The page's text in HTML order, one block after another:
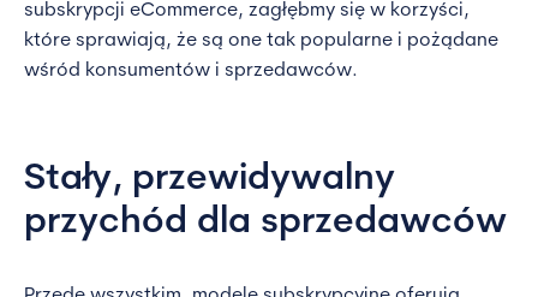
subskrypcji eCommerce, zagłębmy się w korzyści,
które sprawiają, że są one tak popularne i pożądane
wśród konsumentów i sprzedawców.
Stały, przewidywalny
przychód dla sprzedawców